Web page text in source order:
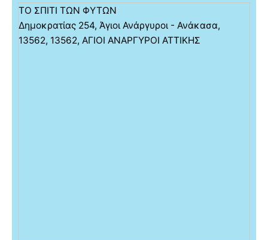
ΤΟ ΣΠΙΤΙ ΤΩΝ ΦΥΤΩΝ
Δημοκρατίας 254, Άγιοι Ανάργυροι - Ανάκασα,
13562, 13562, ΑΓΙΟΙ ΑΝΑΡΓΥΡΟΙ ΑΤΤΙΚΗΣ